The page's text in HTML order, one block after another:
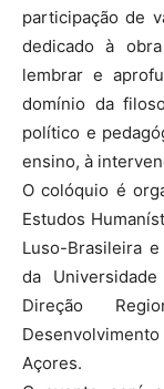
participação de
dedicado à
lembrar e
domínio da
político e
ensino, à
O colóquio é
Estudos
Luso-Brasileira
da
Direção
Açores.